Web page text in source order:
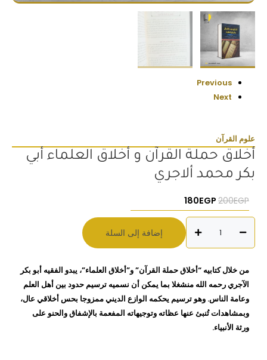
Previous
Next
علوم القرآن
أخلاق حملة القرآن و أخلاق العلماء أبي
بكر محمد ألاجري
200EGP السعر الأصلي هو: 200EGP.
180EGP السعر الحالي هو: 180EGP.
أخلاق
حملة
القرآن
أخلاق
العلماء
أبي
إضافة إلى السلة
من خلال كتابيه “أخلاق حملة القرآن” و”أخلاق العلماء”، يبدو الفقيه أبو بكر
الآجري رحمه الله منشغلا بما يمكن أن نسميه ترسيم حدود بين أهل العلم
وعامة الناس. وهو ترسيم يحكمه الوازع الديني ممزوجا بحس أخلاقي عال،
وبمشاهدات تُنبئ عنها عظاته وتوجيهاته المفعمة بالإشفاق والحنو على
ورثة الأنبياء.